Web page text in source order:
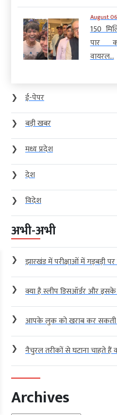
August
150
पार
वायरल...
❯
ई-पेपर
❯
बड़ी खबर
❯
मध्य प्रदेश
❯
देश
❯
विदेश
अभी-अभी
❯ झारखंड में परीक्षाओं में गड़बड़ी पर
❯ क्या है स्लीप डिसऑर्डर और
❯ आपके लुक को खराब कर सकती
❯ नैचुरल तरीकों से घटाना चाहते हैं
Archives